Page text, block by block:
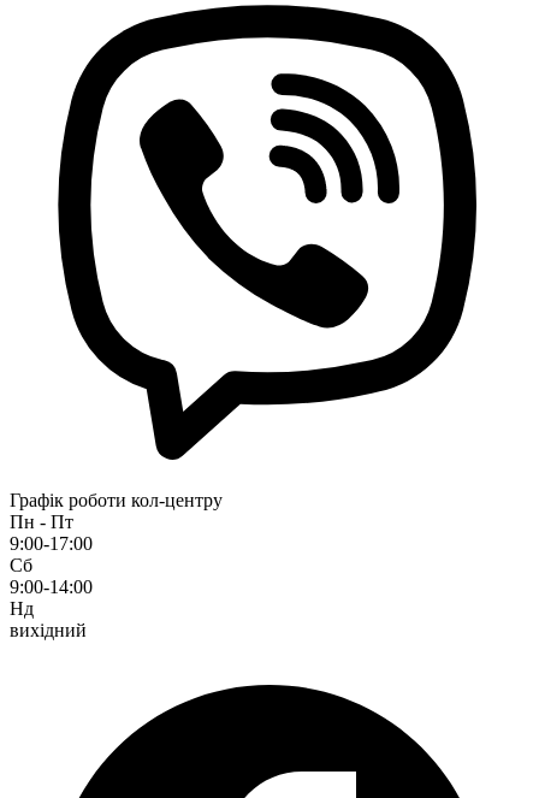
Графік роботи кол-центру
Пн - Пт
9:00-17:00
Сб
9:00-14:00
Нд
вихідний